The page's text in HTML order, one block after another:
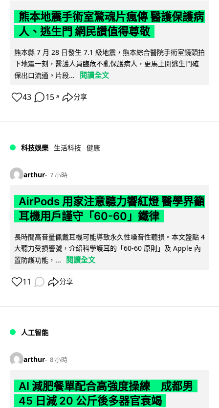
熊本地震手術室驚魂片瘋傳 醫護保護病
人、逃生門 網民讚值得尊敬
熊本縣 7 月 28 日發生 7.1 級地震，熊本綜合醫院手術室鏡頭拍
下地震一刻，醫護人員臨危不亂保護病人，更馬上開逃生門確
保出口流通。片段...
閱讀全文
43 15 ↗ 分享
科技娛樂 生活科技 健康
arthur 7 小時
AirPods 用家注意聽力響紅燈 醫學界籲
耳機用戶謹守「60-60」鐵律
長時間高音量佩戴耳機可能導致永久性噪音性聽損。本文盤點 4
大聽力受損警號，介紹科學護耳的「60-60 原則」及 Apple 內
置防護功能，...
閱讀全文
11 分享
人工智能
arthur 8 小時
AI 減肥餐單配合高強度操練 成都男
45 日減 20 公斤後多器官衰竭